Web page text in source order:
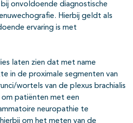
onvoldoende diagnostische
Hierbij geldt als
ervaring is met
laten zien dat met name
in de proximale segmenten van
wortels van de plexus brachialis
patiënten met een
neuropathie te
om het meten van de